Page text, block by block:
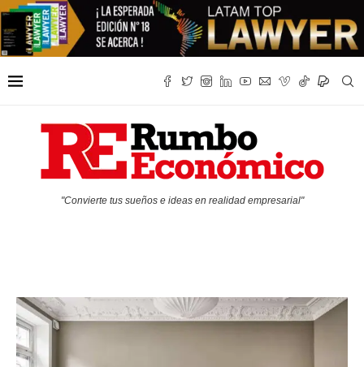
"Convierte tus sueños e ideas en realidad empresarial"